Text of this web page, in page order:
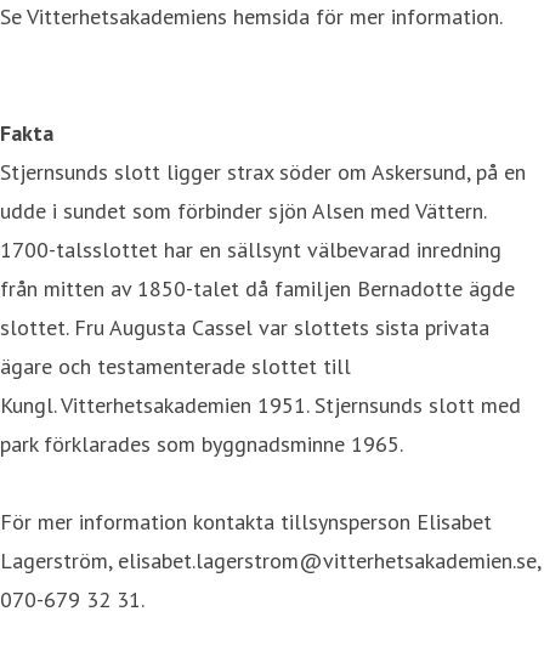
Se Vitterhetsakademiens hemsida för mer information.
Fakta
Stjernsunds slott ligger strax söder om Askersund, på en
udde i sundet som förbinder sjön Alsen med Vättern.
1700-talsslottet har en sällsynt välbevarad inredning
från mitten av 1850-talet då familjen Bernadotte ägde
slottet. Fru Augusta Cassel var slottets sista privata
ägare och testamenterade slottet till
Kungl. Vitterhetsakademien 1951. Stjernsunds slott med
park förklarades som byggnadsminne 1965.
För mer information kontakta tillsynsperson Elisabet
Lagerström, elisabet.lagerstrom@vitterhetsakademien.se,
070-679 32 31.